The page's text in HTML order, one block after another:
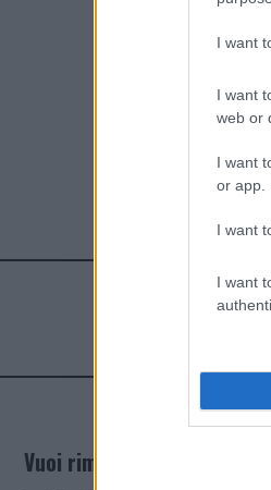
I want
I want
web or
I want
or app.
I want
I want
re
Vuoi rimanere sempre